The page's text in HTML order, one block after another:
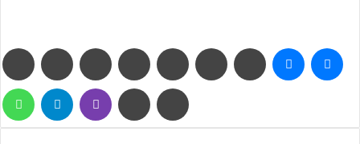
FacebookTwitter LinkedIn Pinterest Reddit ВконтактеОдноклассники
Messenger
WhatsAppTelegram Viber
Поделиться
через
электронную